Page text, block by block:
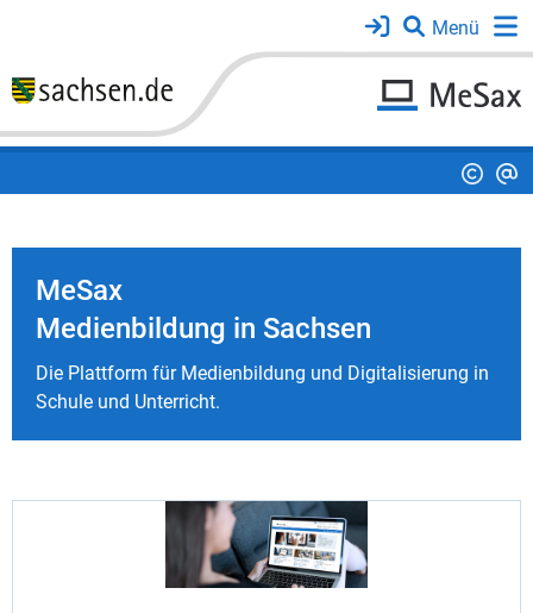
MeSax
Medienbildung in Sachsen
Die Plattform für Medienbildung und Digitalisierung in
Schule und Unterricht.